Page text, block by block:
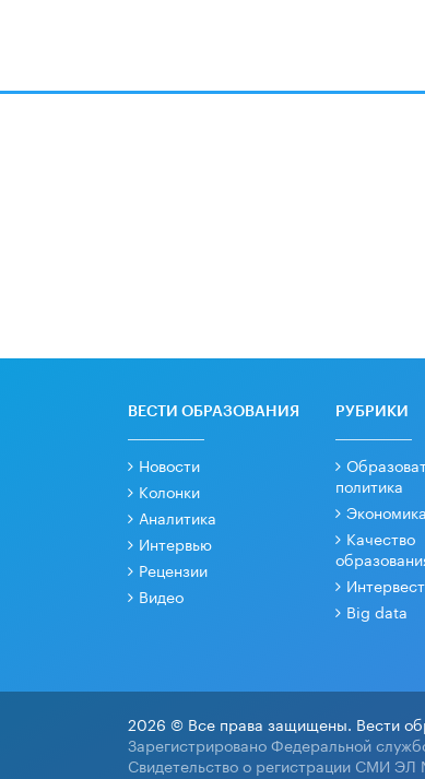
ВЕСТИ ОБРАЗОВАНИЯ
Новости
Колонки
Аналитика
Интервью
Рецензии
Видео
РУБРИКИ
политика
Экономика
Качество
Big data
2026 © Все права защищены. Вести
Зарегистрировано Федеральной
Свидетельство о регистрации СМИ